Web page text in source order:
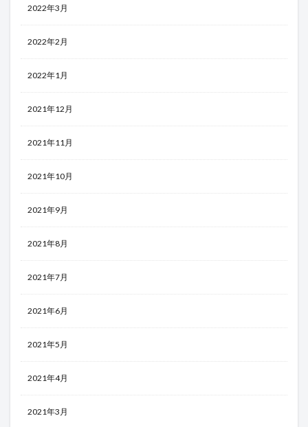
2022年3月
2022年2月
2022年1月
2021年12月
2021年11月
2021年10月
2021年9月
2021年8月
2021年7月
2021年6月
2021年5月
2021年4月
2021年3月